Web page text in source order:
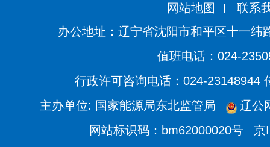
网站地图
联系
办公地址：辽宁省沈阳市和平区十一纬
值班电话：024-
行政许可咨询电话：024-23148944
主办单位: 国家能源局东北监管局
辽公
网站标识码：bm62000020号
京